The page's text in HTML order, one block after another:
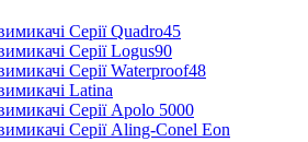
Серії Quadro45
Серії Logus90
Серії Waterproof48
Latina
Серії Apolo 5000
Серії Aling-Conel Eon